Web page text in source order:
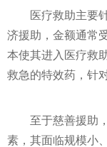
医疗救助主要
济援助，金额通常
本使其进入医疗救
救急的特效药，针
至于慈善援助
素，其面临规模小